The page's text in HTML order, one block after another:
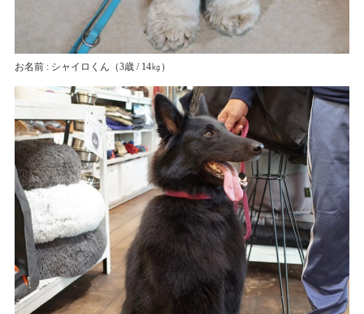
お名前 : シャイロくん （3歳 / 14㎏）